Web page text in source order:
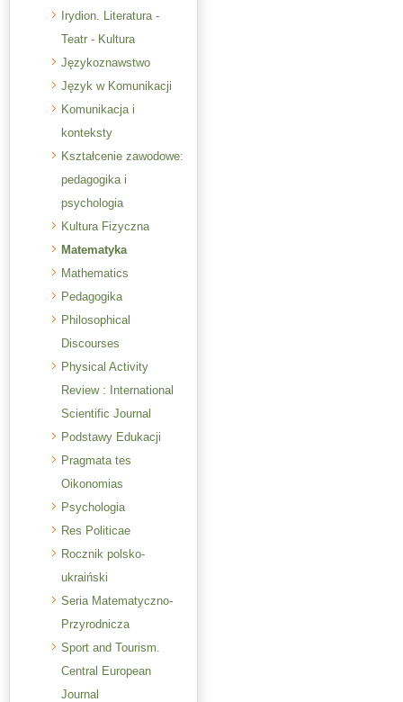
Irydion. Literatura -
Teatr - Kultura
Językoznawstwo
Język w Komunikacji
Komunikacja i
konteksty
Kształcenie zawodowe:
pedagogika i
psychologia
Kultura Fizyczna
Matematyka
Mathematics
Pedagogika
Philosophical
Discourses
Physical Activity
Review : International
Scientific Journal
Podstawy Edukacji
Pragmata tes
Oikonomias
Psychologia
Res Politicae
Rocznik polsko-
ukraiński
Seria Matematyczno-
Przyrodnicza
Sport and Tourism.
Central European
Journal